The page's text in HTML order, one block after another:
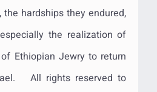
hardships they endured,
the realization of
Ethiopian Jewry to return
All rights reserved to